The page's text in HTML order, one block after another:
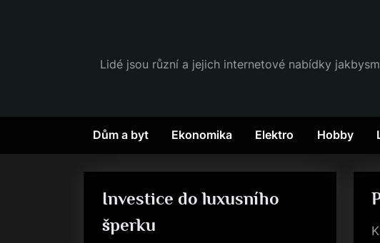
Lidé jsou různí a jejich internetové nabídky
Dům a byt Ekonomika Elektro Hobby
Investice do luxusního
šperku